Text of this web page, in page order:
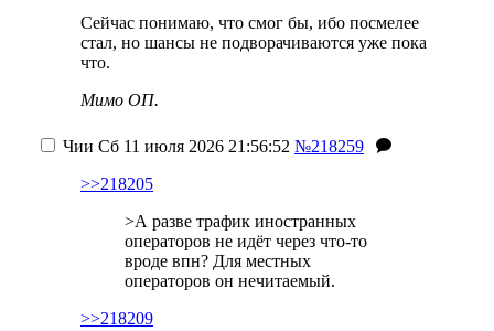
Сейчас понимаю, что смог бы, ибо посмелее
стал, но шансы не подворачиваются уже пока
что.
Мимо ОП.
Чии Сб 11 июля 2026 21:56:52 №218259
>>218205
>А разве трафик иностранных
операторов не идёт через что-то
вроде впн? Для местных
операторов он нечитаемый.
>>218209